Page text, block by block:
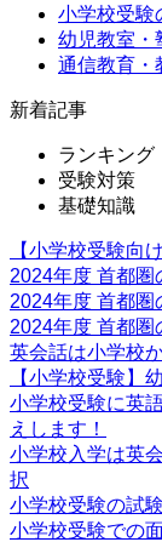
小学校受験
幼児教室・
通信教育・
新着記事
ランキング
受験対策
基礎知識
【小学校受験向
2024年度 首都
2024年度 首都
2024年度 首都
英会話は小学校
【小学校受験】
小学校受験に英
えします！
小学校入学は英
択
小学校受験の試
小学校受験での